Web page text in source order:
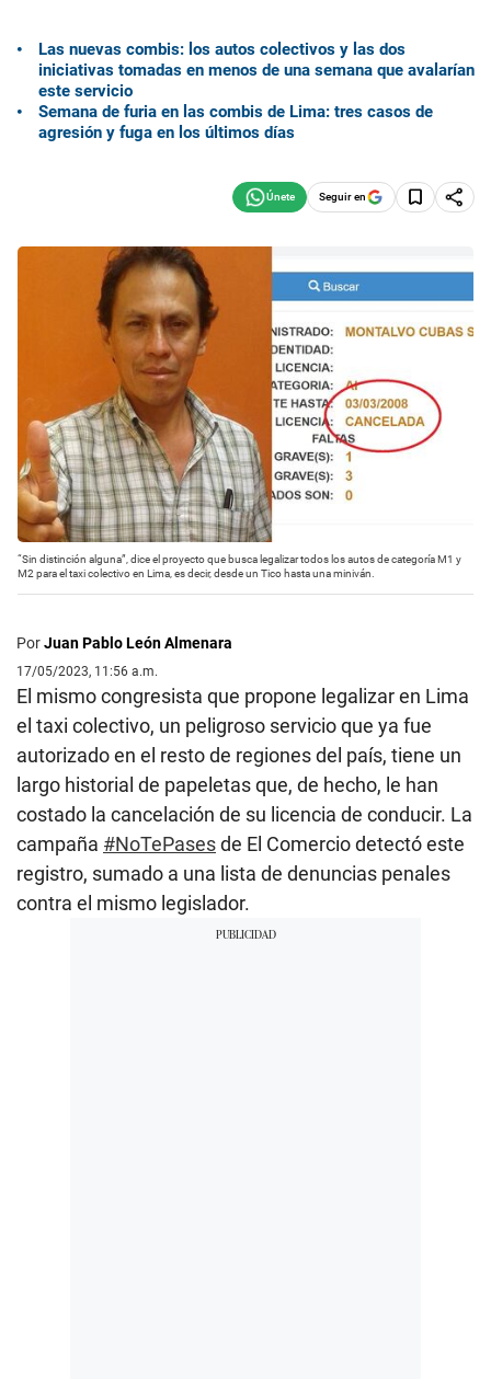
Las nuevas combis: los autos colectivos y las dos
iniciativas tomadas en menos de una semana que avalarían
este servicio
Semana de furia en las combis de Lima: tres casos de
agresión y fuga en los últimos días
Seguir en
“Sin distinción alguna”, dice el proyecto que busca legalizar todos los autos de categoría M1 y
M2 para el taxi colectivo en Lima, es decir, desde un Tico hasta una miniván.
PorJuan Pablo León Almenara
17/05/2023, 11:56 a.m.
El mismo congresista que propone legalizar en Lima
el taxi colectivo, un peligroso servicio que ya fue
autorizado en el resto de regiones del país, tiene un
largo historial de papeletas que, de hecho, le han
costado la cancelación de su licencia de conducir. La
campaña #NoTePasesde El Comercio detectó este
registro, sumado a una lista de denuncias penales
contra el mismo legislador.